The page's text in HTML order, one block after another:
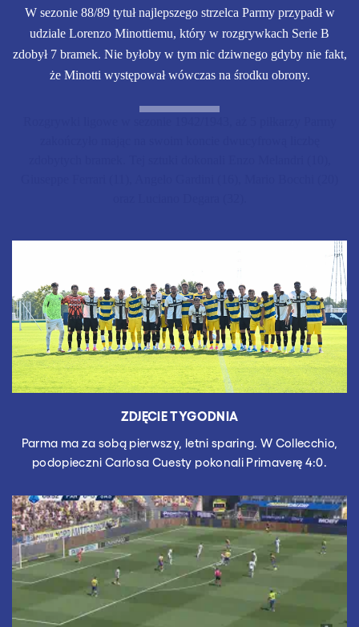
W sezonie 88/89 tytuł najlepszego strzelca Parmy przypadł w
udziale Lorenzo Minottiemu, który w rozgrywkach Serie B
zdobył 7 bramek. Nie byłoby w tym nic dziwnego gdyby nie fakt,
że Minotti występował wówczas na środku obrony.
ZDJĘCIE TYGODNIA
Parma ma za sobą pierwszy, letni sparing. W Collecchio,
podopieczni Carlosa Cuesty pokonali Primaverę 4:0.